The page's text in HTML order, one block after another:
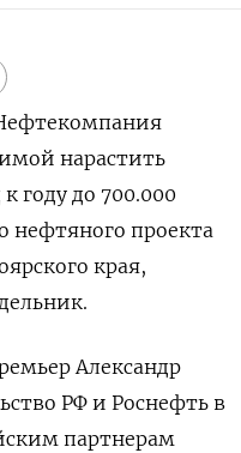
нарастить
году до 700.000
нефтяного проекта
края,
Александр
РФ и Роснефть в
партнерам